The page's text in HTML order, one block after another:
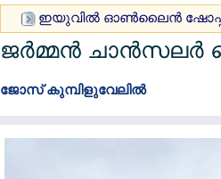
ഇയുവില്‍ ഓണ്‍ലൈന്‍
ജര്‍മ്മന്‍ ചാന്‍സലര്‍
ജോസ് കുമ്പിളുവേലില്‍